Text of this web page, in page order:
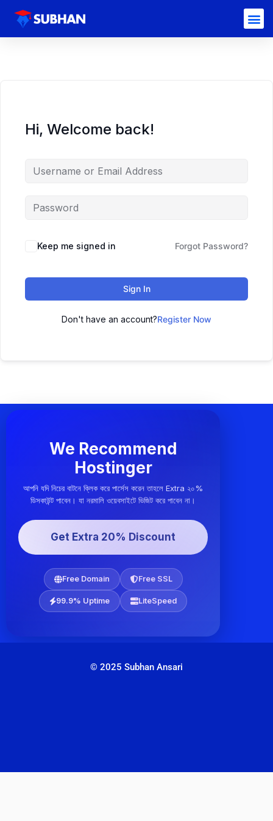
Hi, Welcome back!
Keep me signed in Forgot Password?
Sign In
Don't have an account?Register Now
We Recommend
Hostinger
আপনি যদি নিচের বাটনে ক্লিক করে পার্সেস করেন তাহলে Extra ২০%
ডিসকাউন্ট পাবেন। যা নরমালি ওয়েবসাইটে ভিজিট করে পাবেন না।
Get Extra 20% Discount
Free Domain Free SSL
99.9% Uptime LiteSpeed
© 2025 Subhan Ansari